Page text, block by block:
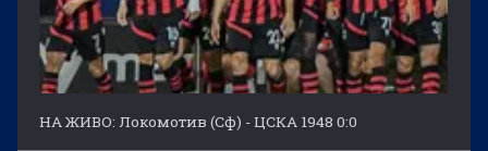
НА ЖИВО: Локомотив (Сф) - ЦСКА 1948 0:0